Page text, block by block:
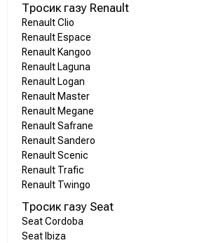
Тросик газу Renault
Renault Clio
Renault Espace
Renault Kangoo
Renault Laguna
Renault Logan
Renault Master
Renault Megane
Renault Safrane
Renault Sandero
Renault Scenic
Renault Trafic
Renault Twingo
Тросик газу Seat
Seat Cordoba
Seat Ibiza